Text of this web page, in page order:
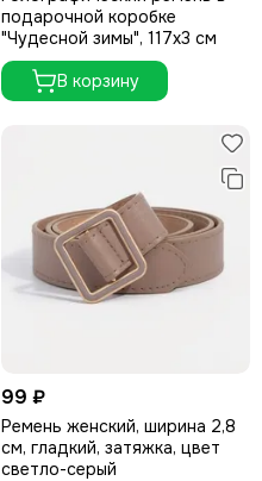
подарочной коробке
"Чудесной зимы", 117х3 см
В корзину
99 ₽
Ремень женский, ширина 2,8
см, гладкий, затяжка, цвет
светло-серый